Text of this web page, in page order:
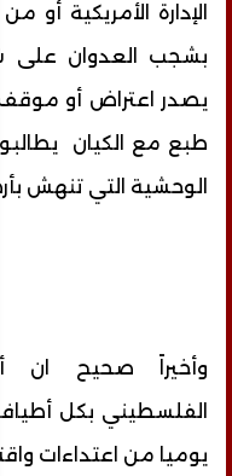
الإدارة الأمريكية أو
بشجب العدوان على
يصدر اعتراض أو موقف
طبع مع الكيان
الوحشية التي تنهش
وأخيراً صحيح ان
الفلسطيني بكل
يوميا من اعتداءات